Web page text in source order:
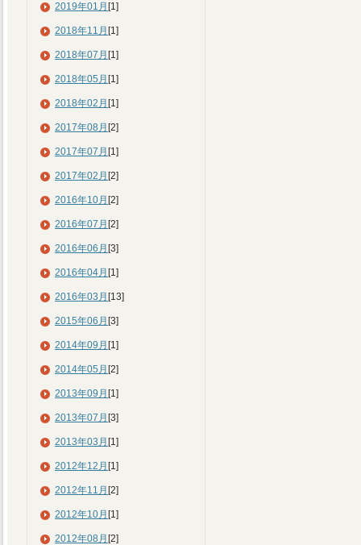
2019年01月 [1]
2018年11月 [1]
2018年07月 [1]
2018年05月 [1]
2018年02月 [1]
2017年08月 [2]
2017年07月 [1]
2017年02月 [2]
2016年10月 [2]
2016年07月 [2]
2016年06月 [3]
2016年04月 [1]
2016年03月 [13]
2015年06月 [3]
2014年09月 [1]
2014年05月 [2]
2013年09月 [1]
2013年07月 [3]
2013年03月 [1]
2012年12月 [1]
2012年11月 [2]
2012年10月 [1]
2012年08月 [2]